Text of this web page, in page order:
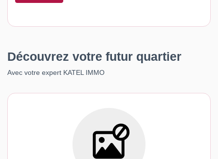
Découvrez votre futur quartier
Avec votre expert KATEL IMMO